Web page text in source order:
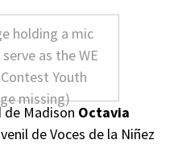
de Madison Octavia
de Voces de la Niñez